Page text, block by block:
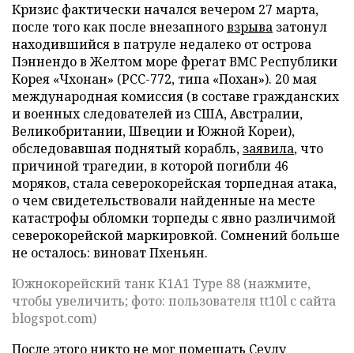
Кризис фактически начался вечером 27 марта,
после того как после внезапноговзрыва затонул
находившийся в патруле недалеко от острова
Пэннендо в Желтом море фрегат ВМС Республики
Корея «Чхонан» (PCC-772, типа «Похан»). 20 мая
международная комиссия (в составе гражданских
и военных следователей из США, Австралии,
Великобритании, Швеции и Южной Кореи),
обследовавшая поднятый корабль, заявила, что
причиной трагедии, в которой погибли 46
моряков, стала северокорейская торпедная атака,
о чем свидетельствовали найденные на месте
катастрофы обломки торпеды с явно различимой
северокорейской маркировкой. Сомнений больше
не осталось: виноват Пхеньян.
Южнокорейский танк K1A1 Type 88 (нажмите,
чтобы увеличить; фото: пользователя tt10l с сайта
blogspot.com)
После этого никто не мог помешать Сеулу